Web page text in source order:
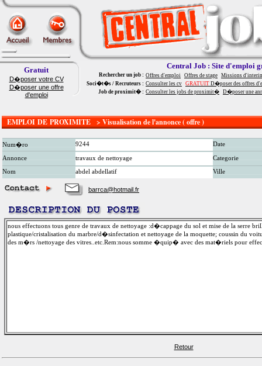
Gratuit
D�poser votre CV
D�poser une offre
d'emploi
Central Job : Site d'emploi
Rechercher un job : Offres d'emploi Offres de stage Missions
Soci�t�s / Recruteurs : Consulter les cv GRATUIT D�poser des offres
Job de proximit� : Consulter les jobs de proximit� D�poser une
EMPLOI DE PROXIMITE > Visualisation de l'annonce ( offre )
Num�ro 9244 Date
Annonce travaux de nettoyage Categorie
Nom abdel abdellatif Ville
barrca@hotmail.fr
nous effectuons tous genre de travaux de nettoyage :d�cappage du sol et mise de la serre
plastique/cristalisation du marbre/d�sinfectation et nettoyage de la moquette; coussin du
des m�rs /nettoyage des vitres..etc.Rem:nous somme �quip� avec des mat�riels pour
Retour